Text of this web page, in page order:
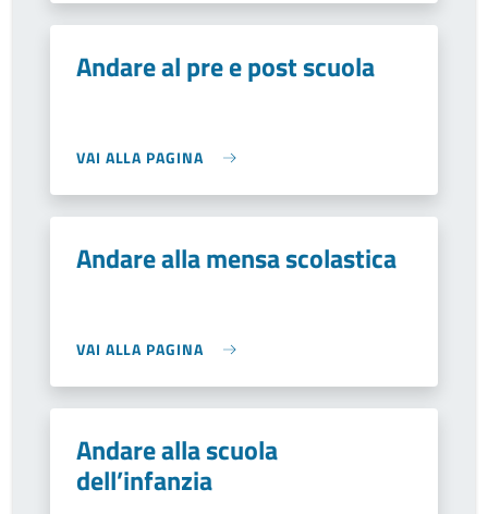
Andare al pre e post scuola
VAI ALLA PAGINA
Andare alla mensa scolastica
VAI ALLA PAGINA
Andare alla scuola
dell’infanzia